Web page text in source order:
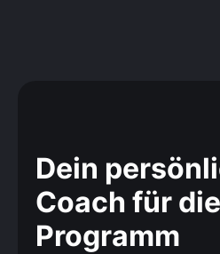
Dein
Coach für
Programm